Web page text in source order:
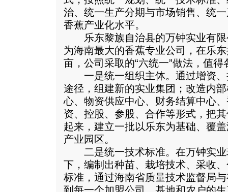
治、统一生产分期与市场销售、统
香蕉产业化水平。
乐东黎族自治县的万钟实业有限
为海南最大的香蕉专业公司，在乐
亩，公司采取的“六统一”做法，值
一是统一组织主体。通过增资、
途径，组建新的实业集团；改造内
心、物资供应中心、财务结算中心
资、控股、参股、合作等形式，把
起来，建立一批以乐东为基础、覆
产业园区。
二是统一技术标准。在万钟实业
下，编制出种苗、栽培技术、采收
标准，通过海南省质量技术监督局